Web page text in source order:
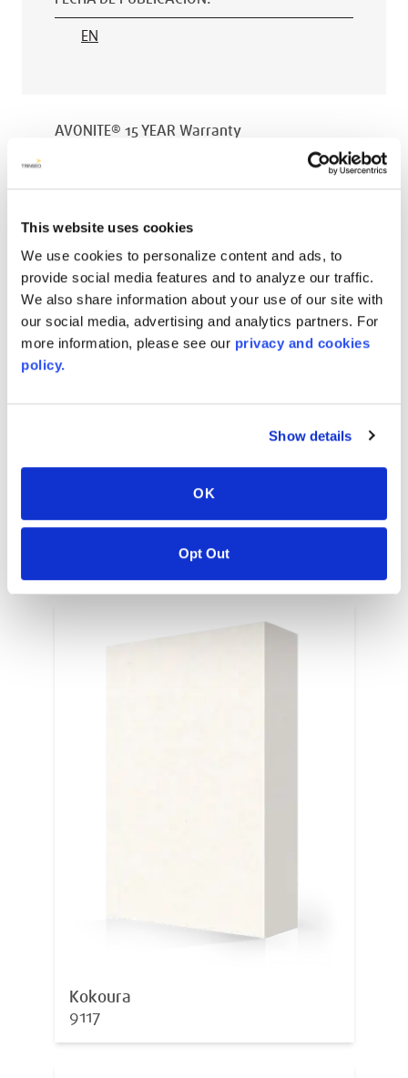
This website uses cookies
We use cookies to personalize content and ads, to
provide social media features and to analyze our traffic.
We also share information about your use of our site with
our social media, advertising and analytics partners. For
more information, please see our privacy and cookies
policy.
Show details
OK
Opt Out
EN
AVONITE® 15 YEAR Warranty
FECHA DE PUBLICACIÓN:
EN
AVONITE® 10 YEAR ADVANC3
Warranty
PT #
FECHA DE PUBLICACIÓN:
Kokoura
9117